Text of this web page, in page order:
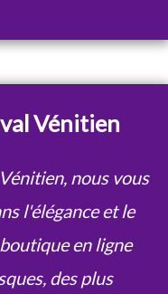
Vénitien
nous vous
l'élégance et le
en ligne
des plus